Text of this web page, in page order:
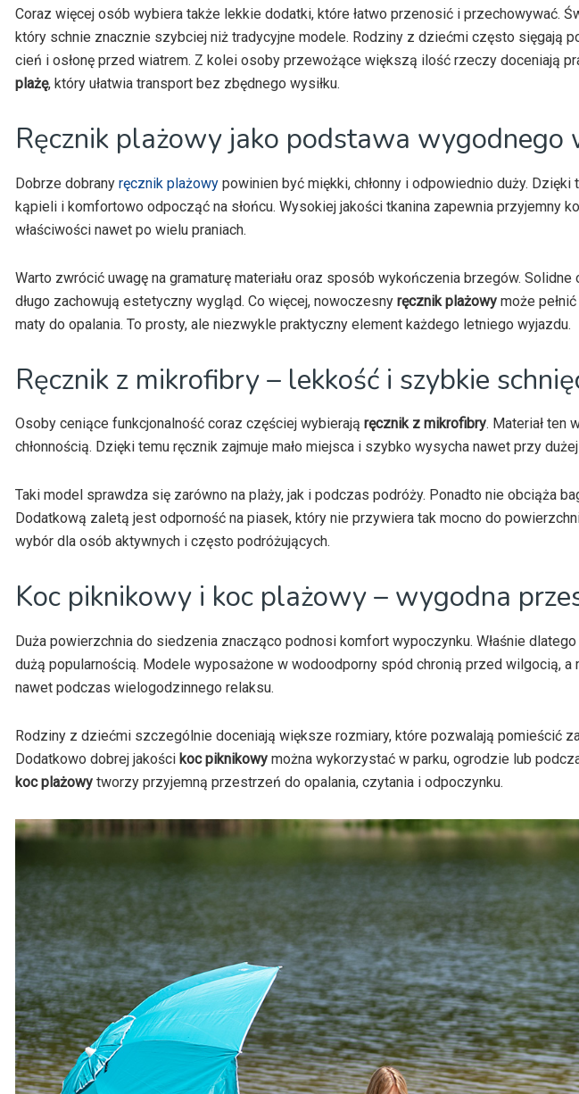
Coraz więcej osób wybiera także lekkie dodatki, które łatwo przenosić i przechowywać.
który schnie znacznie szybciej niż tradycyjne modele. Rodziny z dziećmi często sięgają
cień i osłonę przed wiatrem. Z kolei osoby przewożące większą ilość rzeczy doceniają
plażę, który ułatwia transport bez zbędnego wysiłku.
Ręcznik plażowy jako podstawa wygodnego
Dobrze dobrany ręcznik plażowy powinien być miękki, chłonny i odpowiednio duży.
kąpieli i komfortowo odpocząć na słońcu. Wysokiej jakości tkanina zapewnia przyjemny
właściwości nawet po wielu praniach.
Warto zwrócić uwagę na gramaturę materiału oraz sposób wykończenia brzegów.
długo zachowują estetyczny wygląd. Co więcej, nowoczesny ręcznik plażowy może
maty do opalania. To prosty, ale niezwykle praktyczny element każdego letniego wyjazdu.
Ręcznik z mikrofibry – lekkość i szybkie
Osoby ceniące funkcjonalność coraz częściej wybierają ręcznik z mikrofibry. Materiał ten
chłonnością. Dzięki temu ręcznik zajmuje mało miejsca i szybko wysycha nawet przy
Taki model sprawdza się zarówno na plaży, jak i podczas podróży. Ponadto nie obciąża
Dodatkową zaletą jest odporność na piasek, który nie przywiera tak mocno do
wybór dla osób aktywnych i często podróżujących.
Koc piknikowy i koc plażowy – wygodna
Duża powierzchnia do siedzenia znacząco podnosi komfort wypoczynku. Właśnie dlatego
dużą popularnością. Modele wyposażone w wodoodporny spód chronią przed wilgocią,
nawet podczas wielogodzinnego relaksu.
Rodziny z dziećmi szczególnie doceniają większe rozmiary, które pozwalają pomieścić
Dodatkowo dobrej jakości koc piknikowy można wykorzystać w parku, ogrodzie lub
koc plażowy tworzy przyjemną przestrzeń do opalania, czytania i odpoczynku.